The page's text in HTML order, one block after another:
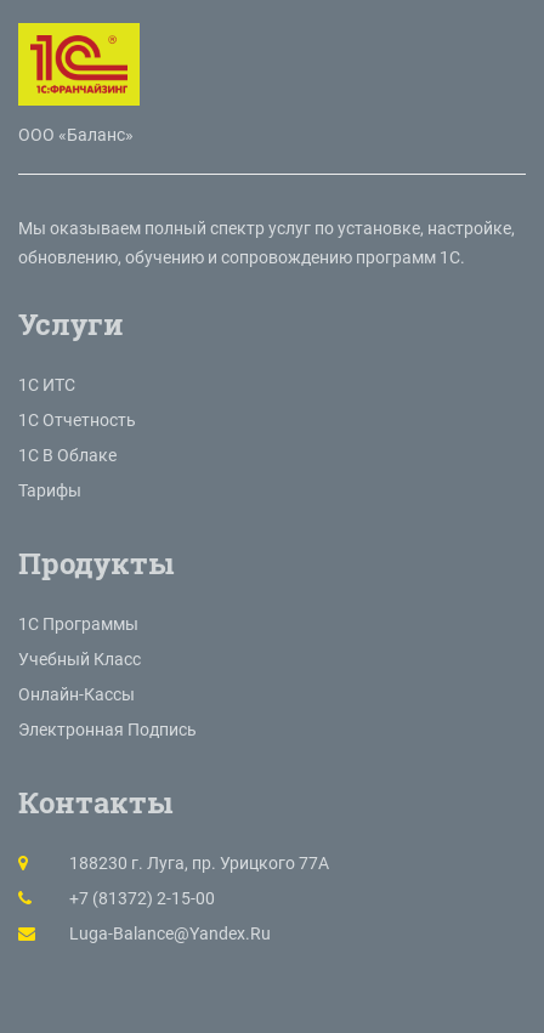
ООО «Баланс»
Мы оказываем полный спектр услуг по установке, настройке,
обновлению, обучению и сопровождению программ 1С.
Услуги
1С ИТС
1С Отчетность
1С В Облаке
Тарифы
Продукты
1С Программы
Учебный Класс
Онлайн-Кассы
Электронная Подпись
Контакты
188230 г. Луга, пр. Урицкого 77А
+7 (81372) 2-15-00
Luga-Balance@yandex.ru